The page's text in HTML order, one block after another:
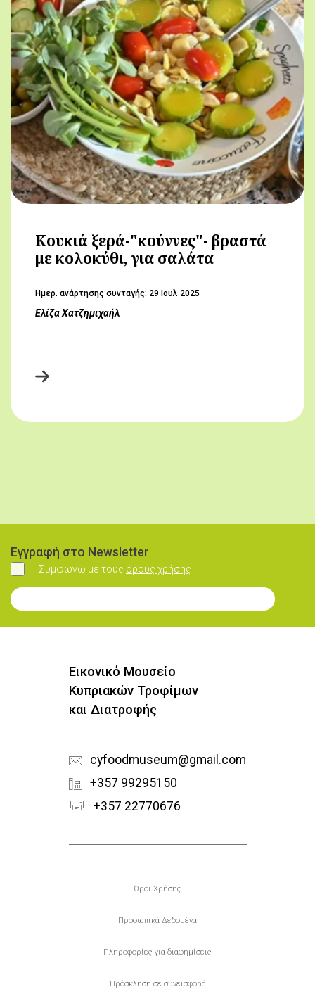
Κουκιά ξερά-"κούννες"- βραστά
με κολοκύθι, για σαλάτα
Hμερ. ανάρτησης συνταγής: 29 Ιουλ 2025
Ελίζα Χατζημιχαήλ
Εγγραφή στο Newsletter
Συμφωνώ
Συμφωνώ με τους όρους χρήσης
Εγγραφή στο Newsletter
Εικονικό Μουσείο
Κυπριακών Τροφίμων
και Διατροφής
cyfoodmuseum@gmail.com
+357 99295150
+357 22770676
Υποσέλιδο
Όροι Χρήσης
Προσωπικά Δεδομένα
Πληροφορίες για διαφημίσεις
Πρόσκληση σε συνεισφορά